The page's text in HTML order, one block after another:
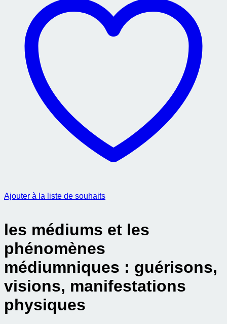
Ajouter à la liste de souhaits
les médiums et les
phénomènes
médiumniques : guérisons,
visions, manifestations
physiques